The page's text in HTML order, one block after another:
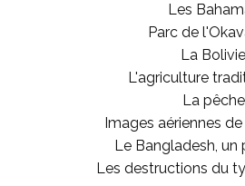
Les
Parc de
La Bolivie
L'agriculture
La pêche
Images aériennes
Le Bangladesh, un
Les destructions du